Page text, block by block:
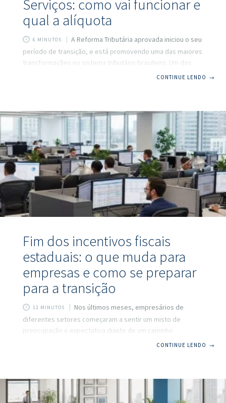
Serviços: como vai funcionar e
qual a alíquota
6 MINUTOS
A Reforma Tributária aprovada iniciou o seu
período de transição, e está promovendo uma das maiores
transformações no sistema tributário brasileiro. Um dos
pilares dessa mudança é a criação do IBS – Imposto sobre
artigo da CLM Controller Contabilidade, vamos explicar o
que é o IBS, como ele vai funcionar, qual será sua alíquota
estimada, e como as
CONTINUE LENDO →
Fim dos incentivos fiscais
estaduais: o que muda para
empresas e como se preparar
para a transição
12 MINUTOS
Nos últimos meses, empresários de
diferentes setores começaram a sentir um misto de
preocupação e expectativa diante de um caminho
inevitável: o término dos subsídios fiscais estaduais,
Bens e Serviços) não apenas desenha outro cenário para o
sistema tributário nacional, mas também termina, ou
CONTINUE LENDO →